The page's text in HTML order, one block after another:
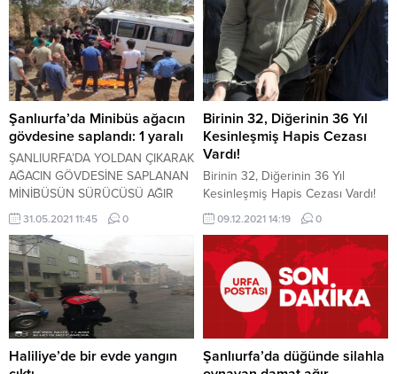
Şanlıurfa’da Minibüs ağacın
gövdesine saplandı: 1 yaralı
ŞANLIURFA’DA YOLDAN ÇIKARAK
AĞACIN GÖVDESİNE SAPLANAN
MİNİBÜSÜN SÜRÜCÜSÜ AĞIR
YARALANDI.
31.05.2021 11:45 0
Birinin 32, Diğerinin 36 Yıl
Kesinleşmiş Hapis Cezası
Vardı!
Birinin 32, Diğerinin 36 Yıl
Kesinleşmiş Hapis Cezası Vardı!
09.12.2021 14:19 0
Haliliye’de bir evde yangın
Şanlıurfa’da düğünde silahla